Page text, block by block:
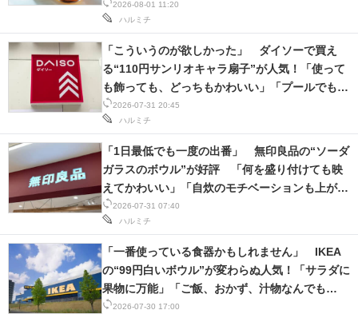
2026-08-01 11:20
ハルミチ
る」
2026-07-31 20:45
ハルミチ
「こういうのが欲しかった」 ダイソーで買え
る“110円サンリオキャラ扇子”が人気！「使って
も飾っても、どっちもかわいい」「プールでも活
躍」
2026-07-31 07:40
ハルミチ
「1日最低でも一度の出番」 無印良品の“ソーダ
ガラスのボウル”が好評 「何を盛り付けても映
えてかわいい」「自炊のモチベーションも上がり
ました」
2026-07-30 17:00
「一番使っている食器かもしれません」 IKEA
の“99円白いボウル”が変わらぬ人気！「サラダに
果物に万能」「ご飯、おかず、汁物なんでも
OK」「白は最強」